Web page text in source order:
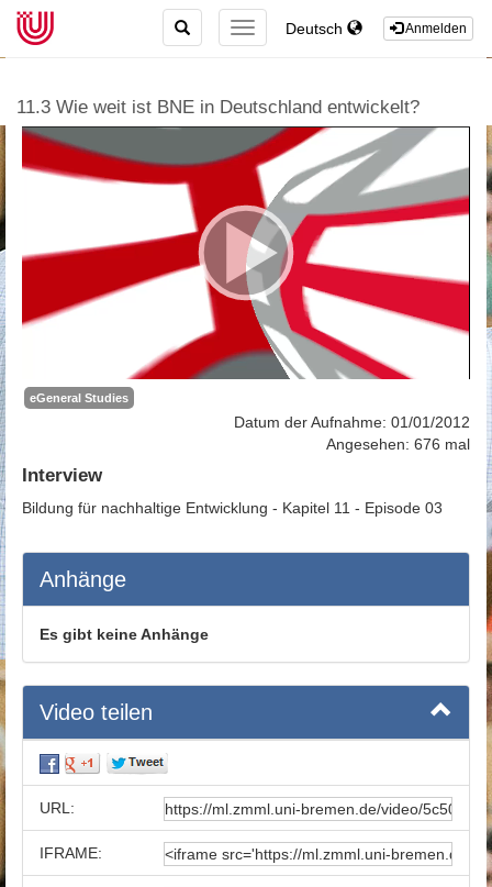
Anmelden
Deutsch
TOGGLE
NAVIGATION
TOGGLE
SEARCH
11.3 Wie weit ist BNE in Deutschland entwickelt?
eGeneral Studies
Datum der Aufnahme: 01/01/2012
Angesehen: 676 mal
Interview
Bildung für nachhaltige Entwicklung - Kapitel 11 - Episode 03
Anhänge
Es gibt keine Anhänge
Video teilen
URL:
IFRAME: